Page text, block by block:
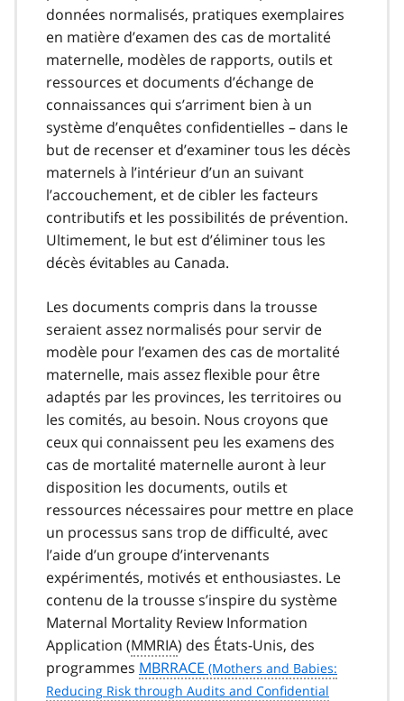
données normalisés, pratiques exemplaires
en matière d’examen des cas de mortalité
maternelle, modèles de rapports, outils et
ressources et documents d’échange de
connaissances qui s’arriment bien à un
système d’enquêtes confidentielles – dans le
but de recenser et d’examiner tous les décès
maternels à l’intérieur d’un an suivant
l’accouchement, et de cibler les facteurs
contributifs et les possibilités de prévention.
Ultimement, le but est d’éliminer tous les
décès évitables au Canada.
Les documents compris dans la trousse
seraient assez normalisés pour servir de
modèle pour l’examen des cas de mortalité
maternelle, mais assez flexible pour être
adaptés par les provinces, les territoires ou
les comités, au besoin. Nous croyons que
ceux qui connaissent peu les examens des
cas de mortalité maternelle auront à leur
disposition les documents, outils et
ressources nécessaires pour mettre en place
un processus sans trop de difficulté, avec
l’aide d’un groupe d’intervenants
expérimentés, motivés et enthousiastes. Le
contenu de la trousse s’inspire du système
Maternal Mortality Review Information
Application (MMRIA) des États-Unis, des
programmes MBRRACE